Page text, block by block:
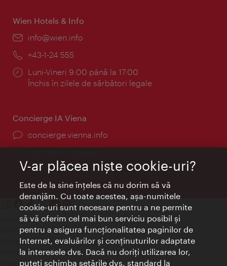
Wien Hotels & Info
E-
info@wien.info
Telefon:
+43-1-24 555
Program:
Luni-Vineri 9:00 până la 17:00
Închis în zilele de sărbători legale
Concierge IA Viena
concierge.vienna.info
Contact
Credits
Declaraţie privind protecţia datelor
Terms of Use
Accesibilitate
V-ar plăcea nişte cookie-uri?
Este de la sine înţeles că nu dorim să vă
deranjăm. Cu toate acestea, aşa-numitele
cookie-uri sunt necesare pentru a ne permite
să vă oferim cel mai bun serviciu posibil şi
pentru a asigura funcţionalitatea paginilor de
Internet, evaluărilor şi conţinuturilor adaptate
la interesele dvs. Dacă nu doriţi utilizarea lor,
puteţi schimba setările dvs. standard la